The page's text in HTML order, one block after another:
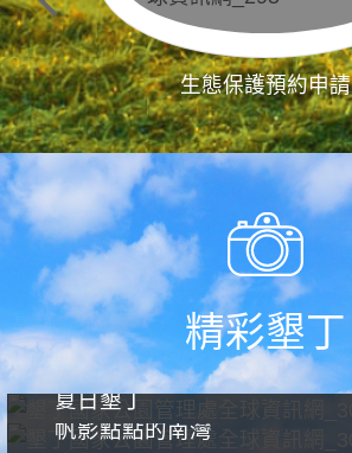
生態保護預約申請
精彩墾丁
夏日墾丁
帆影點點的南灣